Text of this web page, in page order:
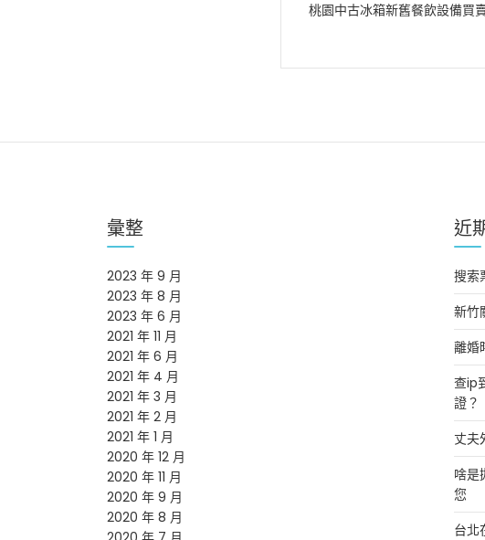
導
桃園中古冰箱新舊餐飲設備買
彙整
2023 年 9 月
2023 年 8 月
2023 年 6 月
2021 年 11 月
2021 年 6 月
2021 年 4 月
2021 年 3 月
2021 年 2 月
2021 年 1 月
2020 年 12 月
2020 年 11 月
2020 年 9 月
2020 年 8 月
近
搜索
新竹
離婚
查ip
證？
丈夫
啥是
您
台北